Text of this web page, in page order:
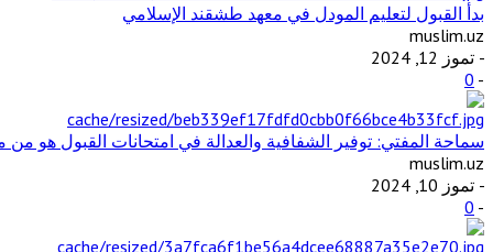
بدأ القبول لتعليم المودل في معهد طشقند الإسلامي
muslim.uz
- تموز 12, 2024
-
0
سماحة المفتي: توفير الشفافية والعدالة في امتحانات القبول هو من
muslim.uz
- تموز 10, 2024
-
0